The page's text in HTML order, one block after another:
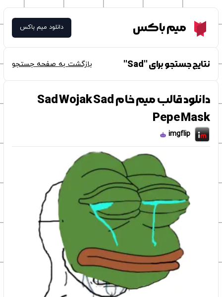
Meme Boxمیم باکس دانلود میم باکس
نتایج جستجو برای "Sad" بازگشت به صفحه جستجو
دانلود قالب میم خام Sad Wojak Sad
Pepe Mask
imgflip